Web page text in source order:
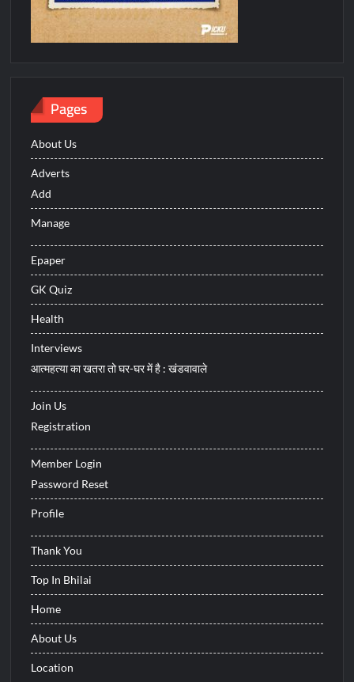
Pages
About Us
Adverts
Add
Manage
Epaper
GK Quiz
Health
Interviews
आत्महत्या का खतरा तो घर-घर में है : खंडवावाले
Join Us
Registration
Member Login
Password Reset
Profile
Thank You
Top In Bhilai
Home
About Us
Location